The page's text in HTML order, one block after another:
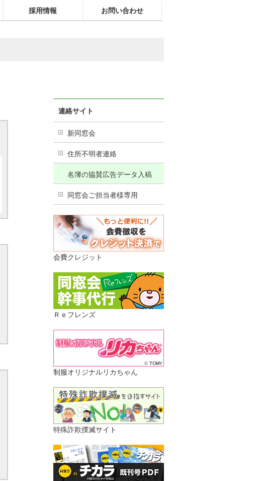
採用情報 お問い合わせ
連絡サイト
新同窓会
住所不明者連絡
名簿の協賛広告データ入稿
同窓会ご担当者様専用
会費クレジット
Ｒｅフレンズ
制服オリジナルリカちゃん
特殊詐欺撲滅サイト